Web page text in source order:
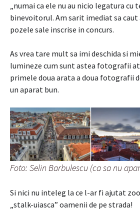
„numai ca ele nu au nicio legatura cu
binevoitorul. Am sarit imediat sa caut
pozele sale inscrise in concurs.
As vrea tare mult sa imi deschida si
lumineze cum sunt astea fotografii
primele doua arata a doua fotografii
un aparat bun.
Foto: Selin Barbulescu (ca sa nu
Si nici nu inteleg la ce l-ar fi ajutat
„stalk-uiasca” oamenii de pe strada!